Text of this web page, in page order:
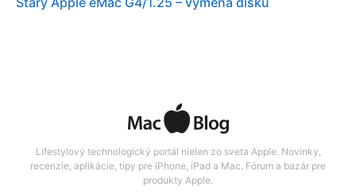
Lifestylový technologický portál nielen zo sveta Apple. Novinky,
recenzie, aplikácie, tipy pre iPhone, iPad a Mac. Fórum a bazár pre
produkty Apple.